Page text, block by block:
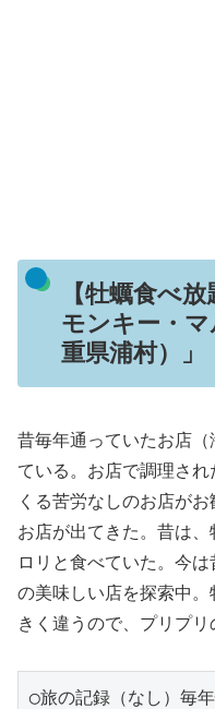
【牡蠣食べ
モンキー・
重県浦村）」
昔毎年通っていたお店
ている。お店で調理され
くる苦労なしのお店が
お店が出てきた。昔は
ロリと食べていた。今
の美味しい店を探索中
きく違うので、プリプ
◯旅の記録（なし）毎